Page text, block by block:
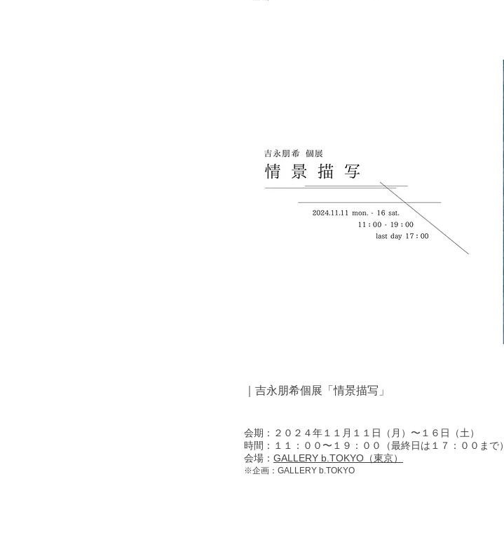
｜吉永朋希個展「情景描写」
会期：２０２４年１１月１１日（月）〜１６日（土）
時間：１１：００〜１９：００（最終日は１７：００まで）
会場： GALLERY b.TOKYO（東京）
※企画：GALLERY b.TOKYO